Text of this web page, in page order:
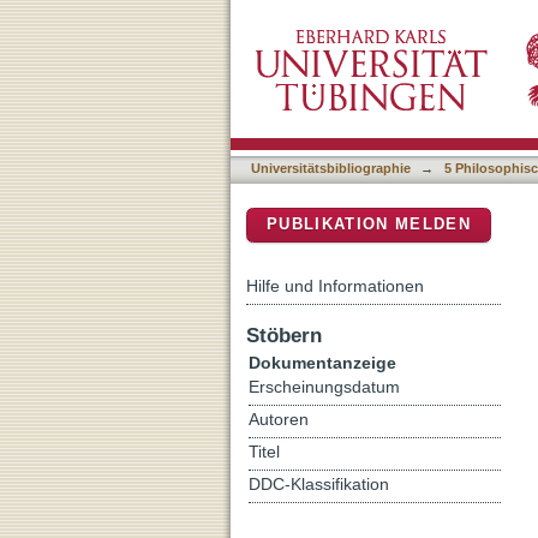
Universitätsbibliographie → 5
PUBLIKATION MELDEN
Hilfe und Informationen
Stöbern
Dokumentanzeige
Erscheinungsdatum
Autoren
Titel
DDC-Klassifikation